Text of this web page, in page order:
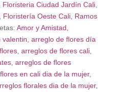
Floristeria Ciudad Jardín Cali,
Floristería Oeste Cali, Ramos
Amor y Amistad,
valentin, arreglo de flores día
, arreglos de flores cali,
, arreglos de flores
en cali dia de la mujer,
florales dia de la mujer,